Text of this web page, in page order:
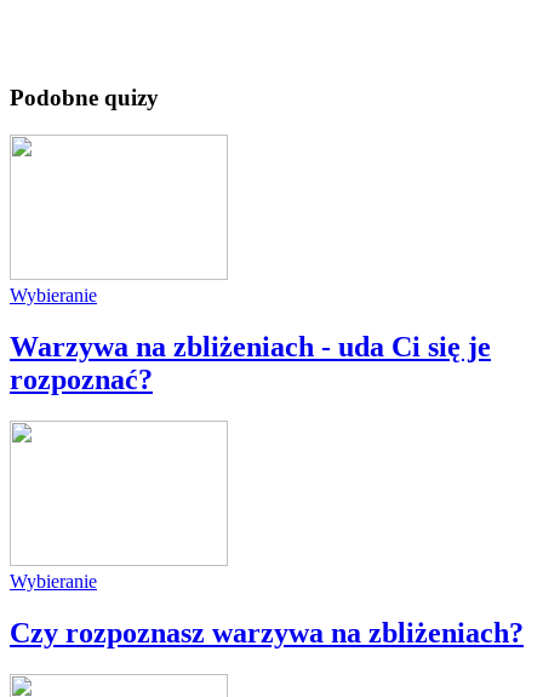
Podobne quizy
Wybieranie
Warzywa na zbliżeniach - uda Ci się je
rozpoznać?
Wybieranie
Czy rozpoznasz warzywa na zbliżeniach?